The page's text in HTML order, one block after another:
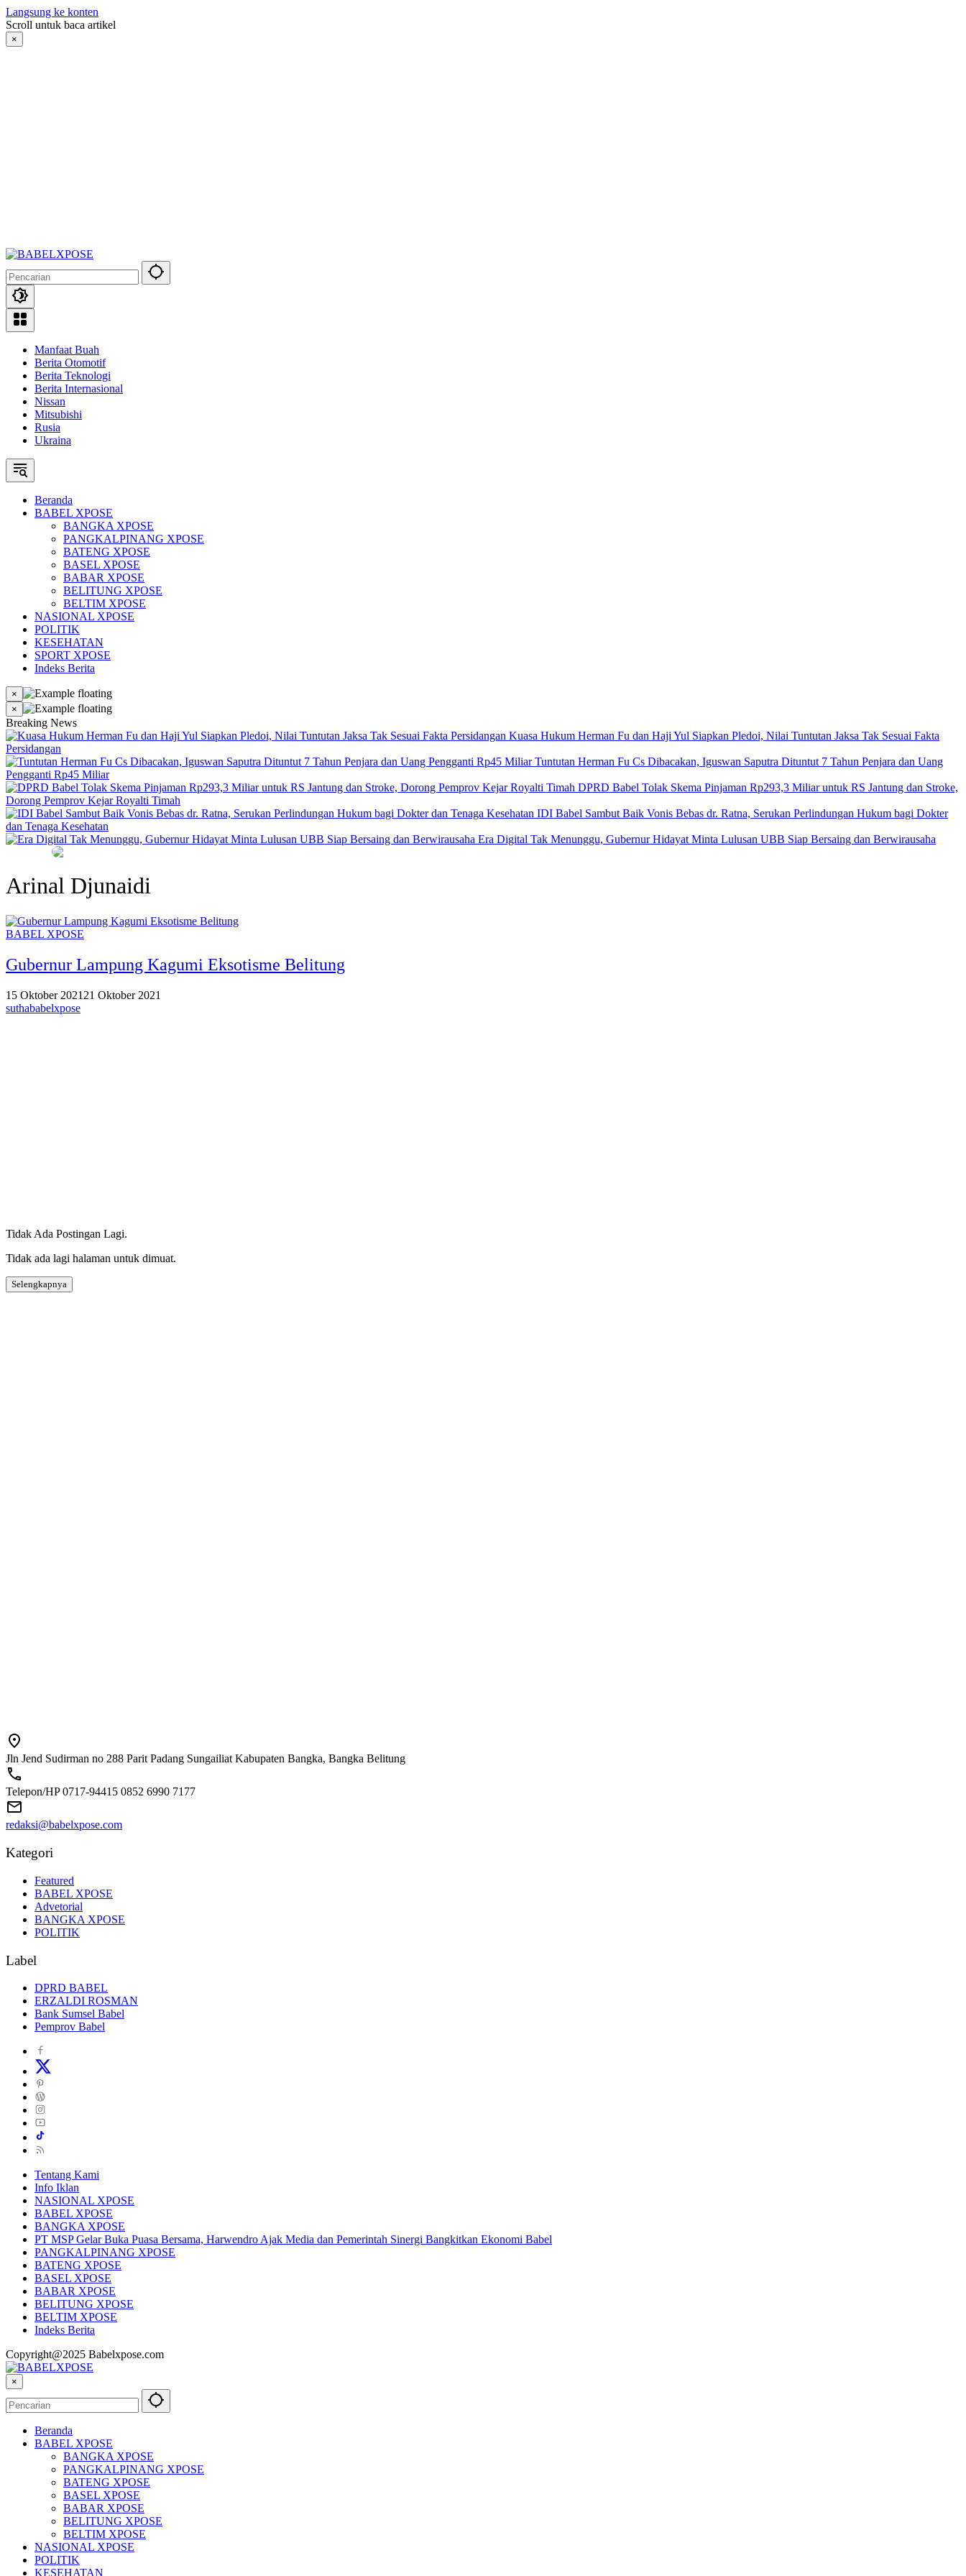
Langsung ke konten
Scroll untuk baca artikel
×
Manfaat Buah
Berita Otomotif
Berita Teknologi
Berita Internasional
Nissan
Mitsubishi
Rusia
Ukraina
Beranda
BABEL XPOSE
BANGKA XPOSE
PANGKALPINANG XPOSE
BATENG XPOSE
BASEL XPOSE
BABAR XPOSE
BELITUNG XPOSE
BELTIM XPOSE
NASIONAL XPOSE
POLITIK
KESEHATAN
SPORT XPOSE
Indeks Berita
×
×
Breaking News
Kuasa Hukum Herman Fu dan Haji Yul Siapkan Pledoi, Nilai Tuntutan Jaksa Tak Sesuai Fakta
Persidangan
Tuntutan Herman Fu Cs Dibacakan, Iguswan Saputra Dituntut 7 Tahun Penjara dan Uang
Pengganti Rp45 Miliar
DPRD Babel Tolak Skema Pinjaman Rp293,3 Miliar untuk RS Jantung dan Stroke,
Dorong Pemprov Kejar Royalti Timah
IDI Babel Sambut Baik Vonis Bebas dr. Ratna, Serukan Perlindungan Hukum bagi Dokter
dan Tenaga Kesehatan
Era Digital Tak Menunggu, Gubernur Hidayat Minta Lulusan UBB Siap Bersaing dan Berwirausaha
Arinal Djunaidi
BABEL XPOSE
Gubernur Lampung Kagumi Eksotisme Belitung
15 Oktober 2021 21 Oktober 2021
suthababelxpose
Tidak Ada Postingan Lagi.
Tidak ada lagi halaman untuk dimuat.
Selengkapnya
Jln Jend Sudirman no 288 Parit Padang Sungailiat Kabupaten Bangka, Bangka Belitung
Telepon/HP 0717-94415 0852 6990 7177
redaksi@babelxpose.com
Kategori
Featured
BABEL XPOSE
Advetorial
BANGKA XPOSE
POLITIK
Label
DPRD BABEL
ERZALDI ROSMAN
Bank Sumsel Babel
Pemprov Babel
Tentang Kami
Info Iklan
NASIONAL XPOSE
BABEL XPOSE
BANGKA XPOSE
PT MSP Gelar Buka Puasa Bersama, Harwendro Ajak Media dan Pemerintah Sinergi Bangkitkan Ekonomi Babel
PANGKALPINANG XPOSE
BATENG XPOSE
BASEL XPOSE
BABAR XPOSE
BELITUNG XPOSE
BELTIM XPOSE
Indeks Berita
Copyright@2025 Babelxpose.com
×
Beranda
BABEL XPOSE
BANGKA XPOSE
PANGKALPINANG XPOSE
BATENG XPOSE
BASEL XPOSE
BABAR XPOSE
BELITUNG XPOSE
BELTIM XPOSE
NASIONAL XPOSE
POLITIK
KESEHATAN